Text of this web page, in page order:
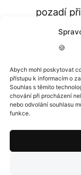
🍪
Abych mohl poskytovat
přístupu k informacím o
Souhlas s těmito
chování při procházení
nebo odvolání souhlasu
funkce.
pozadí
Z rolítka
možnost